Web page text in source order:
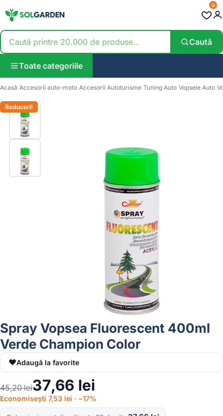
Caută
0
Toate categoriile
Acasă Accesorii auto-moto Accesorii Autoturisme Tuning Auto Vopsele Auto
Reduceri!
Spray Vopsea Fluorescent 400ml
Verde Champion Color
♥Adaugă la favorite
45,20lei37,66 lei
Economisești 7,53 lei · −17%